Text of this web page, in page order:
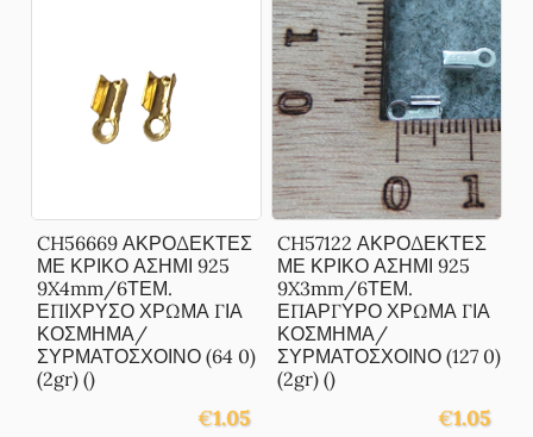
CH56669 ΑΚΡΟΔΕΚΤΕΣ
ΜΕ ΚΡΙΚΟ ΑΣΗΜΙ 925
9X4mm/6ΤΕΜ.
ΕΠΙΧΡΥΣΟ ΧΡΩΜΑ ΓΙΑ
ΚΟΣΜΗΜΑ/
ΣΥΡΜΑΤΟΣΧΟΙΝΟ (64 0)
(2gr) ()
€1.05
CH57122 ΑΚΡΟΔΕΚΤΕΣ
ΜΕ ΚΡΙΚΟ ΑΣΗΜΙ 925
9X3mm/6ΤΕΜ.
ΕΠΑΡΓΥΡΟ ΧΡΩΜΑ ΓΙΑ
ΚΟΣΜΗΜΑ/
ΣΥΡΜΑΤΟΣΧΟΙΝΟ (127 0)
(2gr) ()
€1.05